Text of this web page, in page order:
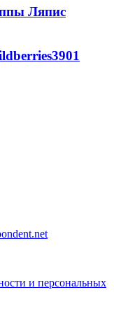
Ляпис
3901
и персональных